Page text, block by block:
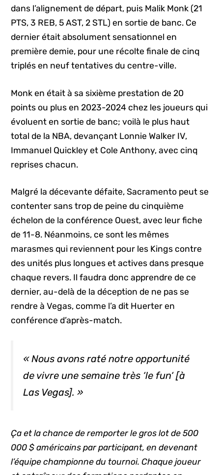
dans l’alignement de départ, puis Malik Monk (21
PTS, 3 REB, 5 AST, 2 STL) en sortie de banc. Ce
dernier était absolument sensationnel en
première demie, pour une récolte finale de cinq
triplés en neuf tentatives du centre-ville.
Monk en était à sa sixième prestation de 20
points ou plus en 2023-2024 chez les joueurs qui
évoluent en sortie de banc; voilà le plus haut
total de la NBA, devançant Lonnie Walker IV,
Immanuel Quickley et Cole Anthony, avec cinq
reprises chacun.
Malgré la décevante défaite, Sacramento peut se
contenter sans trop de peine du cinquième
échelon de la conférence Ouest, avec leur fiche
de 11-8. Néanmoins, ce sont les mêmes
marasmes qui reviennent pour les Kings contre
des unités plus longues et actives dans presque
chaque revers. Il faudra donc apprendre de ce
dernier, au-delà de la déception de ne pas se
rendre à Vegas, comme l’a dit Huerter en
conférence d’après-match.
« Nous avons raté notre opportunité
de vivre une semaine très ‘le fun‘ [à
Las Vegas]. »
Ça et la chance de remporter le gros lot de 500
000 $ américains par participant, en devenant
l’équipe championne du tournoi. Chaque joueur